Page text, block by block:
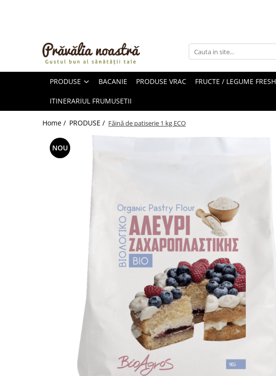
ULEIURI ȘI UNTURI
FRUCTE DESHIDRATATE
ÎNDULCITORI NATURALI / MIERE
FRUCTE LA CONSERVĂ
OȚETURI ȘI SOSURI
BĂUTURI / LAPTE VEGETAL
PRODUSE ECO / ORGANICE
PRODUSE ROMÂNEȘTI
PRODUSE BACANIE PRODUSE VRAC FRUCTE / LEGUME FRESH
ITINERARIUL FRUMUSETII
Home / PRODUSE / Făină de patiserie 1 kg ECO
NOU